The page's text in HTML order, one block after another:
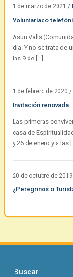
1 de marzo de 2021 /
Voluntariado
Asun Valls
día. Y no se trata de
las 9 de […]
1 de febrero de 2020 /
Invitación renovada.
Las primeras
casa de
y 26 de enero y a las
20 de octubre de 2019
¿Peregrinos o
Buscar